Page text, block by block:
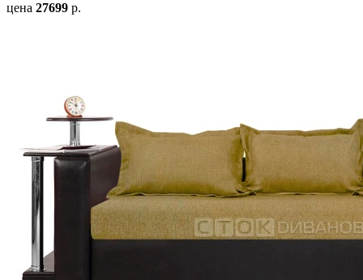
цена 27699 р.